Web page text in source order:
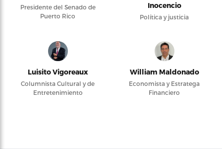
Presidente del Senado de
Puerto Rico
Inocencio
Política y justicia
Luisito Vigoreaux
Columnista Cultural y de
Entretenimiento
William Maldonado
Economista y Estratega
Financiero